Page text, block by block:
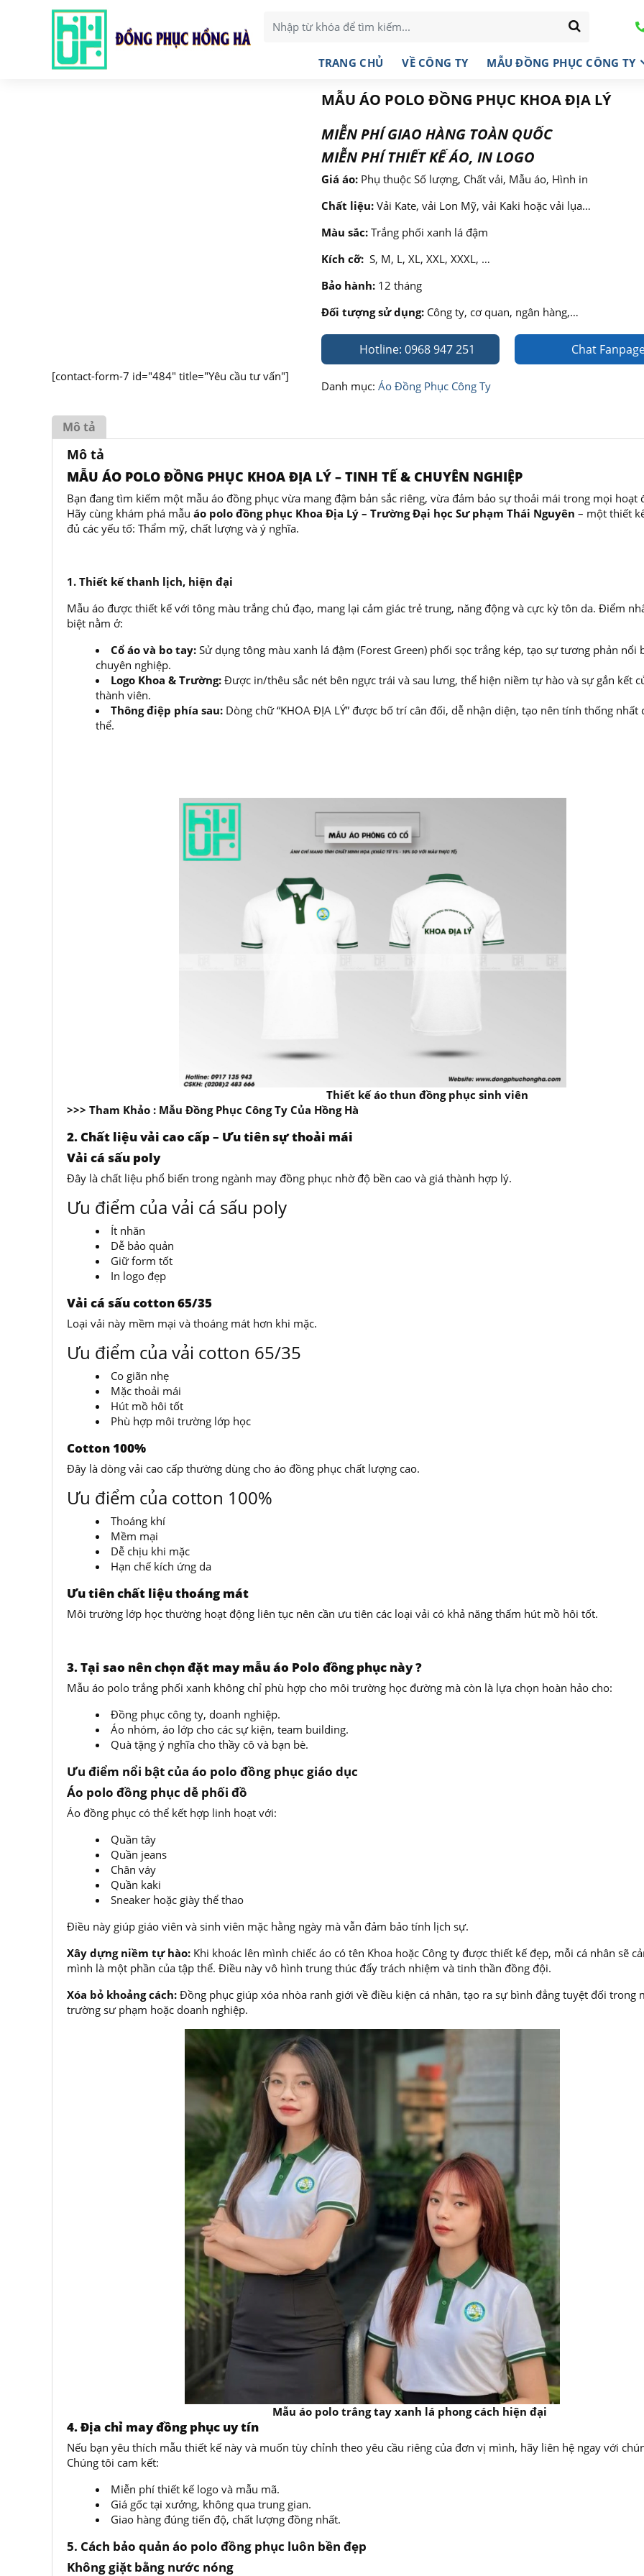
TRANG CHỦ VỀ CÔNG TY MẪU ĐỒNG PHỤC CÔNG TY
[contact-form-7 id="484" title="Yêu cầu tư vấn"]
MẪU ÁO POLO ĐỒNG PHỤC KHOA ĐỊA LÝ
MIỄN PHÍ GIAO HÀNG TOÀN QUỐC
MIỄN PHÍ THIẾT KẾ ÁO, IN LOGO
Giá áo:Phụ thuộc Số lượng, Chất vải, Mẫu áo, Hình in
Chất liệu:Vải Kate, vải Lon Mỹ, vải Kaki hoặc vải lụa…
Màu sắc:Trắng phối xanh lá đậm
Kích cỡ:S, M, L, XL, XXL, XXXL, …
Bảo hành:12 tháng
Đối tượng sử dụng:Công ty, cơ quan, ngân hàng,…
Hotline: 0968 947 251 Chat
Danh mục: Áo Đồng Phục Công Ty
Mô tả
Mô tả
MẪU ÁO POLO ĐỒNG PHỤC KHOA ĐỊA LÝ – TINH TẾ & CHUYÊN NGHIỆP
Bạn đang tìm kiếm một mẫu áo đồng phục vừa mang đậm bản sắc riêng, vừa đảm bảo sự thoải mái trong mọi hoạt
Hãy cùng khám phá mẫu áo polo đồng phục Khoa Địa Lý – Trường Đại học Sư phạm Thái Nguyên – một thiết
đủ các yếu tố: Thẩm mỹ, chất lượng và ý nghĩa.
1. Thiết kế thanh lịch, hiện đại
Mẫu áo được thiết kế với tông màu trắng chủ đạo, mang lại cảm giác trẻ trung, năng động và cực kỳ tôn da. Điểm
biệt nằm ở:
Cổ áo và bo tay: Sử dụng tông màu xanh lá đậm (Forest Green) phối sọc trắng kép, tạo sự tương phản nổi
chuyên nghiệp.
Logo Khoa & Trường: Được in/thêu sắc nét bên ngực trái và sau lưng, thể hiện niềm tự hào và sự gắn kết
thành viên.
Thông điệp phía sau: Dòng chữ “KHOA ĐỊA LÝ” được bố trí cân đối, dễ nhận diện, tạo nên tính thống nhất
thể.
Thiết kế áo thun đồng phục sinh viên
>>> Tham Khảo : Mẫu Đồng Phục Công Ty Của Hồng Hà
2. Chất liệu vải cao cấp – Ưu tiên sự thoải mái
Vải cá sấu poly
Đây là chất liệu phổ biến trong ngành may đồng phục nhờ độ bền cao và giá thành hợp lý.
Ưu điểm của vải cá sấu poly
Ít nhăn
Dễ bảo quản
Giữ form tốt
In logo đẹp
Vải cá sấu cotton 65/35
Loại vải này mềm mại và thoáng mát hơn khi mặc.
Ưu điểm của vải cotton 65/35
Co giãn nhẹ
Mặc thoải mái
Hút mồ hôi tốt
Phù hợp môi trường lớp học
Cotton 100%
Đây là dòng vải cao cấp thường dùng cho áo đồng phục chất lượng cao.
Ưu điểm của cotton 100%
Thoáng khí
Mềm mại
Dễ chịu khi mặc
Hạn chế kích ứng da
Ưu tiên chất liệu thoáng mát
Môi trường lớp học thường hoạt động liên tục nên cần ưu tiên các loại vải có khả năng thấm hút mồ hôi tốt.
3. Tại sao nên chọn đặt may mẫu áo Polo đồng phục này ?
Mẫu áo polo trắng phối xanh không chỉ phù hợp cho môi trường học đường mà còn là lựa chọn hoàn hảo cho:
Đồng phục công ty, doanh nghiệp.
Áo nhóm, áo lớp cho các sự kiện, team building.
Quà tặng ý nghĩa cho thầy cô và bạn bè.
Ưu điểm nổi bật của áo polo đồng phục giáo dục
Áo polo đồng phục dễ phối đồ
Áo đồng phục có thể kết hợp linh hoạt với:
Quần tây
Quần jeans
Chân váy
Quần kaki
Sneaker hoặc giày thể thao
Điều này giúp giáo viên và sinh viên mặc hằng ngày mà vẫn đảm bảo tính lịch sự.
Xây dựng niềm tự hào: Khi khoác lên mình chiếc áo có tên Khoa hoặc Công ty được thiết kế đẹp, mỗi cá nhân sẽ
mình là một phần của tập thể. Điều này vô hình trung thúc đẩy trách nhiệm và tinh thần đồng đội.
Xóa bỏ khoảng cách: Đồng phục giúp xóa nhòa ranh giới về điều kiện cá nhân, tạo ra sự bình đẳng tuyệt đối trong
trường sư phạm hoặc doanh nghiệp.
Mẫu áo polo trắng tay xanh lá phong cách hiện đại
4. Địa chỉ may đồng phục uy tín
Nếu bạn yêu thích mẫu thiết kế này và muốn tùy chỉnh theo yêu cầu riêng của đơn vị mình, hãy liên hệ ngay với
Chúng tôi cam kết:
Miễn phí thiết kế logo và mẫu mã.
Giá gốc tại xưởng, không qua trung gian.
Giao hàng đúng tiến độ, chất lượng đồng nhất.
5. Cách bảo quản áo polo đồng phục luôn bền đẹp
Không giặt bằng nước nóng